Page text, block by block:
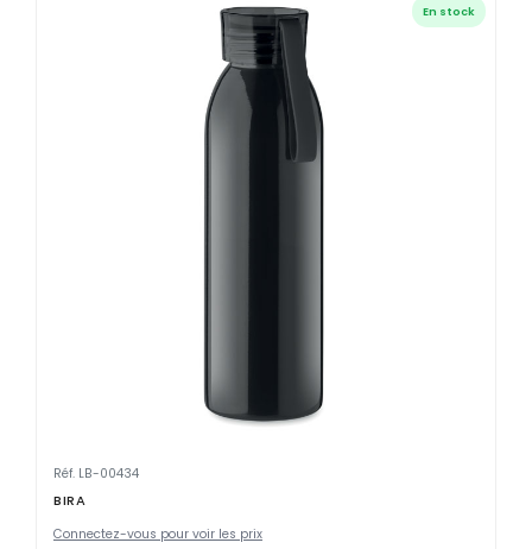
En stock
Réf. LB-00434
BIRA
Connectez-vous pour voir les prix